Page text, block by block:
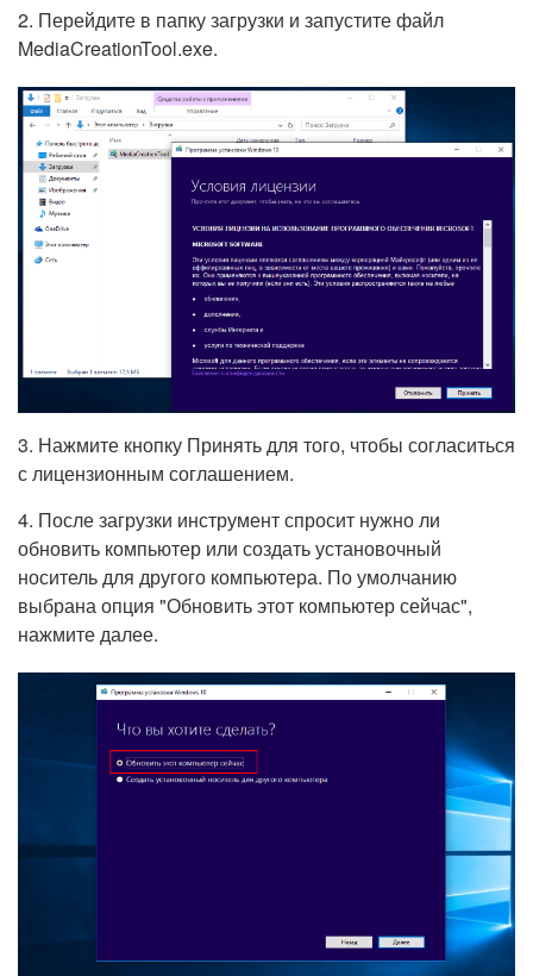
2. Перейдите в папку загрузки и запустите файл
MediaCreationTool.exe.
3. Нажмите кнопку Принять для того, чтобы согласиться
с лицензионным соглашением.
4. После загрузки инструмент спросит нужно ли
обновить компьютер или создать установочный
носитель для другого компьютера. По умолчанию
выбрана опция "Обновить этот компьютер сейчас",
нажмите далее.